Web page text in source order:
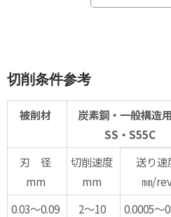
切削条件参考
被削材
炭素鋼・一般構造
SS・S55C
刃 径
mm
切削速度
mm
送り速
㎜/
0.03～0.09
2～10 0.0005～